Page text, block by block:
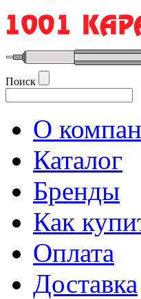
Поиск
О
Каталог
Бренды
Как
Оплата
Доставка